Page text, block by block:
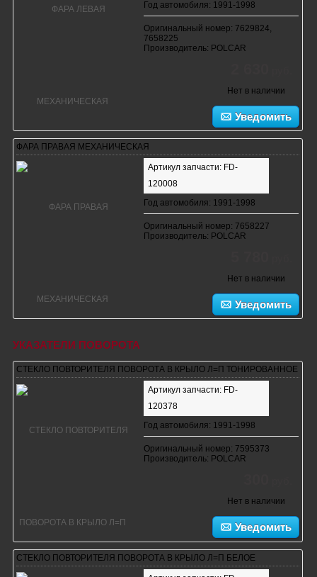
Год автомобиля: 1991-1998
Оригинальный номер: 7629824,
7658225
Производитель: POLCAR
Нет в наличии
Уведомить
ФАРА ПРАВАЯ МЕХАНИЧЕСКАЯ
Артикул запчасти: FD-
120008
Год автомобиля: 1991-1998
Оригинальный номер: 7658227
Производитель: POLCAR
Нет в наличии
Уведомить
УКАЗАТЕЛИ ПОВОРОТА
СТЕКЛО ПОВТОРИТЕЛЯ ПОВОРОТА В КРЫЛО Л=П ТОНИРОВАННОЕ
Артикул запчасти: FD-
120378
Год автомобиля: 1991-1998
Оригинальный номер: 7595373
Производитель: POLCAR
Нет в наличии
Уведомить
СТЕКЛО ПОВТОРИТЕЛЯ ПОВОРОТА В КРЫЛО Л=П БЕЛОЕ